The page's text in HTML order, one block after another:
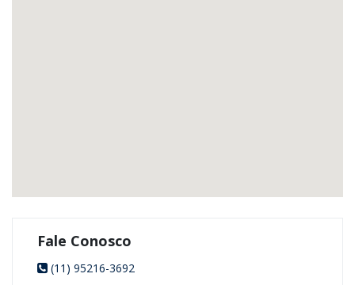
Fale Conosco
(11) 95216-3692